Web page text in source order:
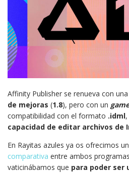
Affinity Publisher se renueva con una
de mejoras (1.8), pero con un
compatibilidad con el formato .idml
capacidad de editar archivos de
En Rayitas azules ya os ofrecimos
comparativa entre ambos
vaticinábamos que para poder ser